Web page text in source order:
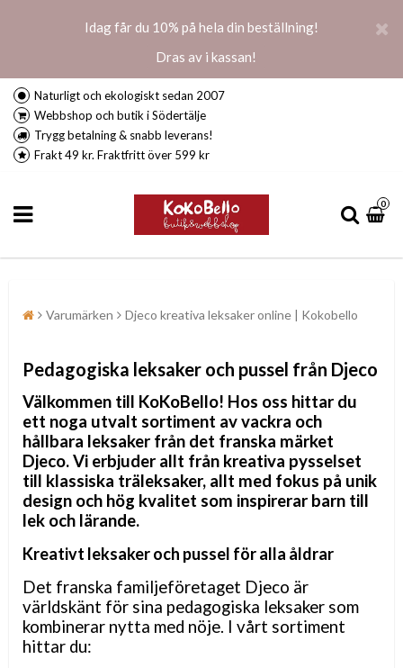
Idag får du 10% på hela din beställning!
Dras av i kassan!
Naturligt och ekologiskt sedan 2007
Webbshop och butik i Södertälje
Trygg betalning & snabb leverans!
Frakt 49 kr. Fraktfritt över 599 kr
0
Varumärken Djeco kreativa leksaker online | Kokobello
Pedagogiska leksaker och pussel från Djeco
Välkommen till KoKoBello! Hos oss hittar du
ett noga utvalt sortiment av vackra och
hållbara leksaker från det franska märket
Djeco. Vi erbjuder allt från kreativa pysselset
till klassiska träleksaker, allt med fokus på unik
design och hög kvalitet som inspirerar barn till
lek och lärande.
Kreativt leksaker och pussel för alla åldrar
Det franska familjeföretaget Djeco är
världskänt för sina pedagogiska leksaker som
kombinerar nytta med nöje. I vårt sortiment
hittar du: